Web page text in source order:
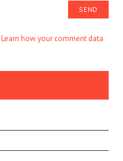
Learn how your comment data